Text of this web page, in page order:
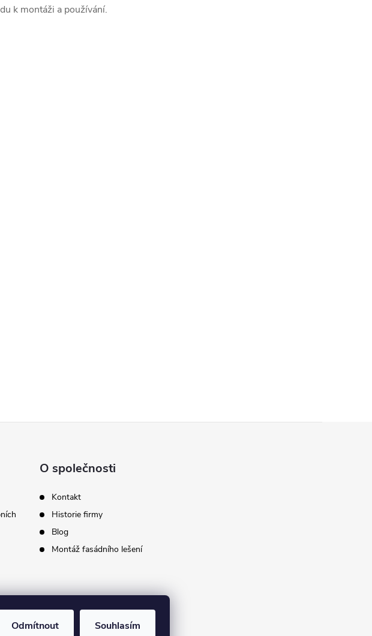
Odmítnout Souhlasím
k montáži a používání.
O společnosti
Kontakt
Historie firmy
Blog
Montáž fasádního lešení